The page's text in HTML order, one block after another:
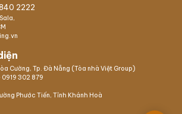
2222
Cường, Tp. Đà Nẵng (Tòa nhà Việt Group)
0919 302 879
Phước Tiến, Tỉnh Khánh Hoà